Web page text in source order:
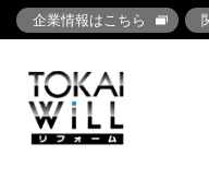
企業情報はこちら